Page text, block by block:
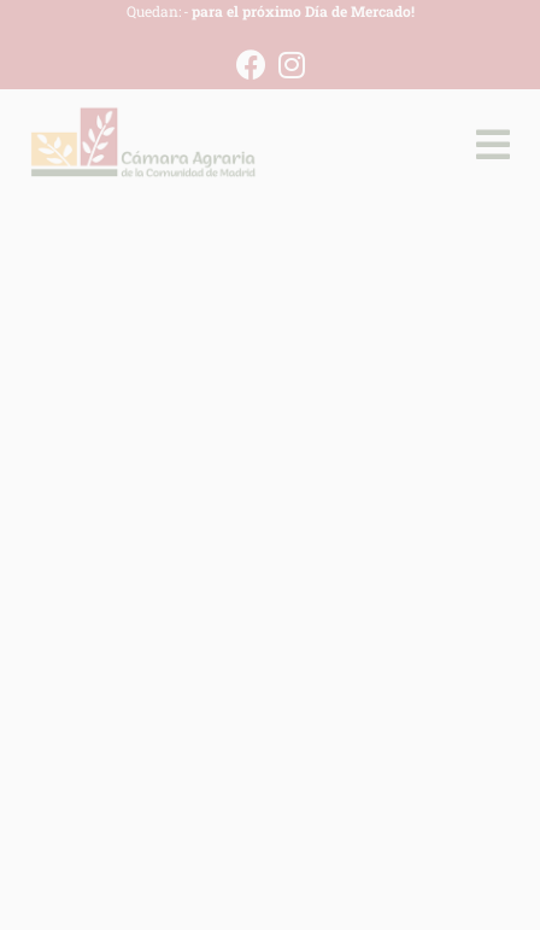
Quedan: -para el próximo Día de Mercado!